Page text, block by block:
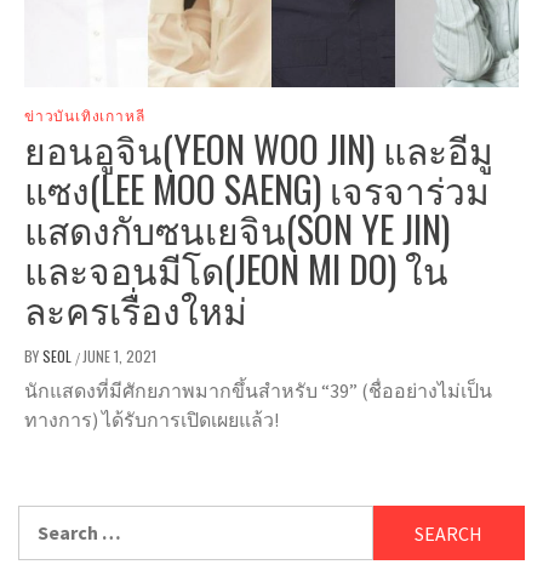
ข่าวบันเทิงเกาหลี
ยอนอูจิน(YEON WOO JIN) และอีมู
แซง(LEE MOO SAENG) เจรจาร่วม
แสดงกับซนเยจิน(SON YE JIN)
และจอนมีโด(JEON MI DO) ใน
ละครเรื่องใหม่
BYSEOL / JUNE 1, 2021
นักแสดงที่มีศักยภาพมากขึ้นสำหรับ “39” (ชื่ออย่างไม่เป็น
ทางการ) ได้รับการเปิดเผยแล้ว!